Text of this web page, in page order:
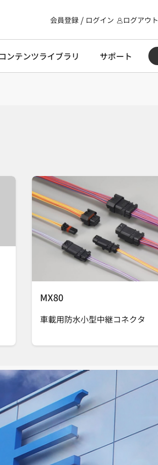
会員登録 ログイン ログアウト
コンテンツライブラリ サポート
MX80
車載用防水小型中継コネクタ